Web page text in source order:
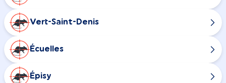
Vert-Saint-Denis
Écuelles
Épisy